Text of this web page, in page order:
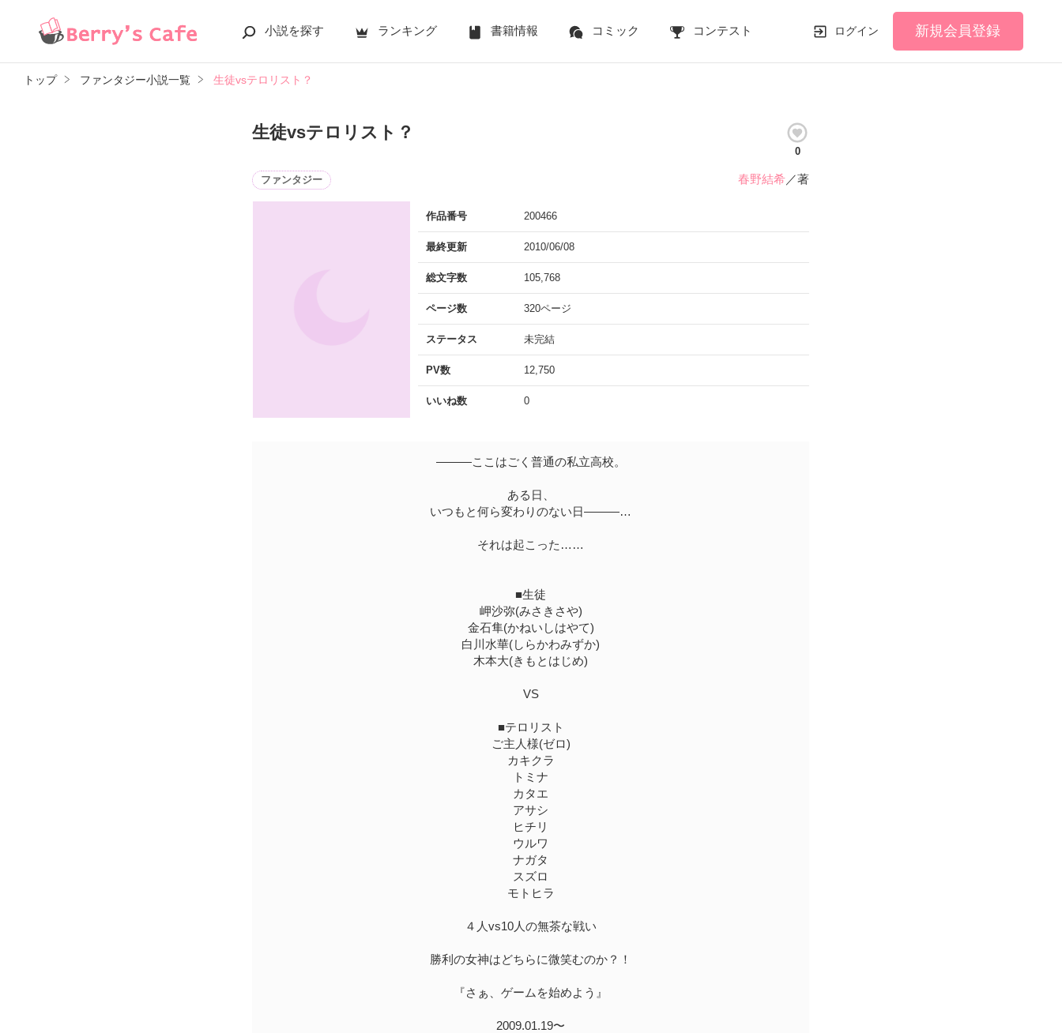
小説を探す ランキング 書籍情報 コミック コンテスト ログイン 新規会員登録
トップ ファンタジー小説一覧 生徒vsテロリスト？
生徒vsテロリスト？
0
ファンタジー 春野結希／著
作品番号 200466
最終更新 2010/06/08
総文字数 105,768
ページ数 320ページ
ステータス 未完結
PV数 12,750
いいね数 0
―――ここはごく普通の私立高校。
ある日、
いつもと何ら変わりのない日―――…
それは起こった……
■生徒
岬沙弥(みさきさや)
金石隼(かねいしはやて)
白川水華(しらかわみずか)
木本大(きもとはじめ)
VS
■テロリスト
ご主人様(ゼロ)
カキクラ
トミナ
カタエ
アサシ
ヒチリ
ウルワ
ナガタ
スズロ
モトヒラ
４人vs10人の無茶な戦い
勝利の女神はどちらに微笑むのか？！
『さぁ、ゲームを始めよう』
2009.01.19〜